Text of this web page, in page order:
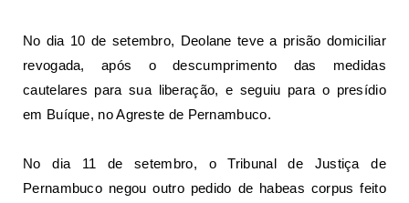
No dia 10 de setembro, Deolane teve a prisão domiciliar
revogada, após o descumprimento das medidas
cautelares para sua liberação, e seguiu para o presídio
em Buíque, no Agreste de Pernambuco.
No dia 11 de setembro, o Tribunal de Justiça de
Pernambuco negou outro pedido de habeas corpus feito